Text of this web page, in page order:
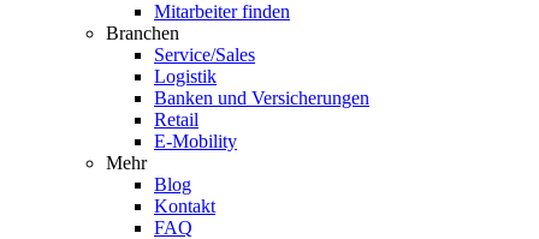
Mitarbeiter finden
Branchen
Service/Sales
Logistik
Banken und Versicherungen
Retail
E-Mobility
Mehr
Blog
Kontakt
FAQ